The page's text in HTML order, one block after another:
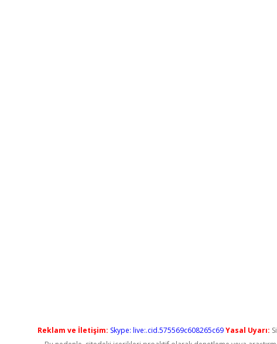
Reklam ve İletişim: Skype: live:.cid.575569c608265c69 Yasal Uyarı: